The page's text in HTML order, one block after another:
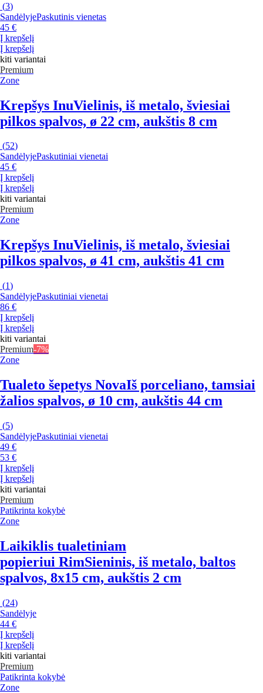
(3)
SandėlyjePaskutinis vienetas
45 €
Į krepšelį
Į krepšelį
kiti variantai
Premium
Zone
Krepšys InuVielinis, iš metalo, šviesiai
pilkos spalvos, ø 22 cm, aukštis 8 cm
(52)
SandėlyjePaskutiniai vienetai
45 €
Į krepšelį
Į krepšelį
kiti variantai
Premium
Zone
Krepšys InuVielinis, iš metalo, šviesiai
pilkos spalvos, ø 41 cm, aukštis 41 cm
(1)
SandėlyjePaskutiniai vienetai
86 €
Į krepšelį
Į krepšelį
kiti variantai
Premium-7%
Zone
Tualeto šepetys NovaIš porceliano, tamsiai
žalios spalvos, ø 10 cm, aukštis 44 cm
(5)
SandėlyjePaskutiniai vienetai
49 €
53 €
Į krepšelį
Į krepšelį
kiti variantai
Premium
Patikrinta kokybė
Zone
Laikiklis tualetiniam
popieriui RimSieninis, iš metalo, baltos
spalvos, 8x15 cm, aukštis 2 cm
(24)
Sandėlyje
44 €
Į krepšelį
Į krepšelį
kiti variantai
Premium
Patikrinta kokybė
Zone